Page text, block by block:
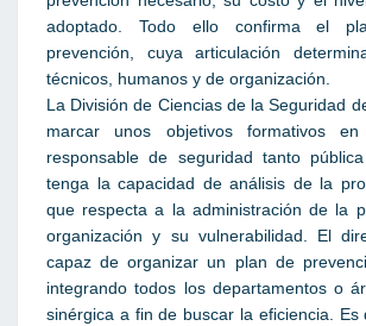
adoptado. Todo ello confirma el
prevención, cuya articulación
técnicos, humanos y de organización.
La División de Ciencias de la Seguridad
marcar unos objetivos formativos
responsable de seguridad tanto
tenga la capacidad de análisis de la
que respecta a la administración de la
organización y su vulnerabilidad. El
capaz de organizar un plan de
integrando todos los departamentos o
sinérgica a fin de buscar la eficiencia. Es